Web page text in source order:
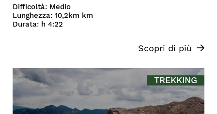
Difficoltà: Medio
Lunghezza: 10,2km km
Durata: h 4:22
Scopri di più
TREKKING